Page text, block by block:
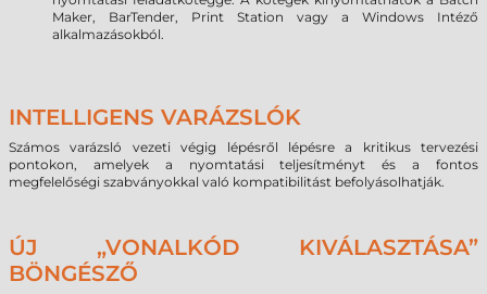
Maker, BarTender, Print Station vagy a Windows Intéző
alkalmazásokból.
INTELLIGENS VARÁZSLÓK
Számos varázsló vezeti végig lépésről lépésre a kritikus tervezési
pontokon, amelyek a nyomtatási teljesítményt és a fontos
megfelelőségi szabványokkal való kompatibilitást befolyásolhatják.
ÚJ „VONALKÓD KIVÁLASZTÁSA”
BÖNGÉSZŐ